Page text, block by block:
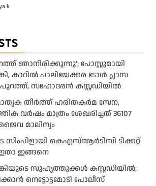
k
ഞാനിരിക്കുന്നു’; പോസ്റ്റുമായി
പാലിയേക്കര ടോൾ പ്ലാസ
പുറത്ത്, സഹോദരൻ കസ്റ്റഡിയിൽ
തീര്‍ത്ത് ഹരിതകര്‍മ സേന,
വര്‍ഷം മാത്രം ശേഖരിച്ചത് 36107
മാലിന്യം
കെഎസ്ആര്‍ടിസി ടിക്കറ്റ്
ഇങ്ങനെ
സുഹൃത്തുക്കൾ കസ്റ്റഡിയിൽ;
നെട്ടോട്ടമോടി പോലീസ്